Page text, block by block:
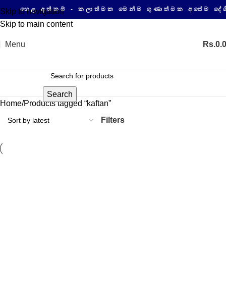
Skip to navigation
Skip to main content
හෙළ අත්කම් - කලාත්මක මෙන්ම ගුණාත්මක අපේම
Menu Rs.
Search
Home Products tagged “kaftan”
Filters